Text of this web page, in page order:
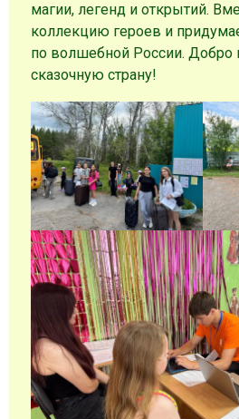
магии, легенд и открытий.
коллекцию героев и
по волшебной России. Добро
сказочную страну!